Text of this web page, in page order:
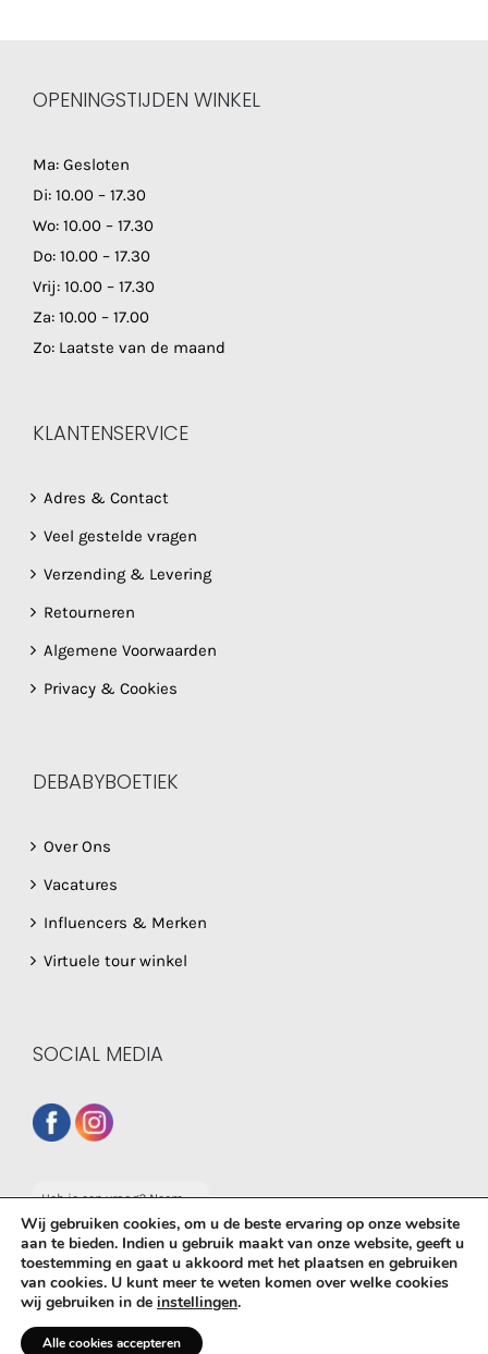
OPENINGSTIJDEN WINKEL
Ma: Gesloten
Di: 10.00 – 17.30
Wo: 10.00 – 17.30
Do: 10.00 – 17.30
Vrij: 10.00 – 17.30
Za: 10.00 – 17.00
Zo: Laatste van de maand
KLANTENSERVICE
Adres & Contact
Veel gestelde vragen
Verzending & Levering
Retourneren
Algemene Voorwaarden
Privacy & Cookies
DEBABYBOETIEK
Over Ons
Vacatures
Influencers & Merken
Virtuele tour winkel
SOCIAL MEDIA
© Copyright 2026 De Babyboetiek | Powered byMplusKASSA
Woocommerce&WooCommerce Kassasysteem
Heb je een vraag? Neem
dan gerust contact op
met onze whatsapp
service!
Wij gebruiken cookies, om u de beste ervaring op onze website
aan te bieden. Indien u gebruik maakt van onze website, geeft u
toestemming en gaat u akkoord met het plaatsen en gebruiken
van cookies. U kunt meer te weten komen over welke cookies
wij gebruiken in de instellingen.
Alle cookies accepteren